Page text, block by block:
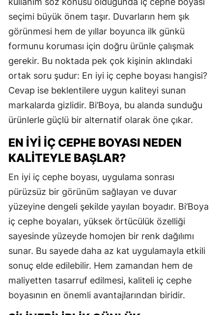
seçimi büyük önem taşır. Duvarların hem şık
görünmesi hem de yıllar boyunca ilk günkü
formunu koruması için doğru ürünle çalışmak
gerekir. Bu noktada pek çok kişinin aklındaki
ortak soru şudur: En iyi iç cephe boyası hangisi?
Cevap ise beklentilere uygun kaliteyi sunan
markalarda gizlidir. Bi’Boya, bu alanda sunduğu
ürünlerle güçlü bir alternatif olarak öne çıkar.
EN İYI İÇ CEPHE BOYASI NEDEN
KALITEYLE BAŞLAR?
En iyi iç cephe boyası, uygulama sonrası
pürüzsüz bir görünüm sağlayan ve duvar
yüzeyine dengeli şekilde yayılan boyadır. Bi’Boya
iç cephe boyaları, yüksek örtücülük özelliği
sayesinde yüzeyde homojen bir renk dağılımı
sunar. Bu sayede daha az kat uygulamayla etkili
sonuç elde edilebilir. Hem zamandan hem de
maliyetten tasarruf edilmesi, kaliteli iç cephe
boyasının en önemli avantajlarından biridir.